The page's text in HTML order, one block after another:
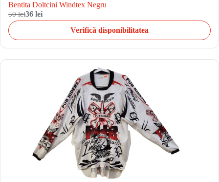
Bentita Doltcini Windtex Negru
50 lei36 lei
Verifică disponibilitatea